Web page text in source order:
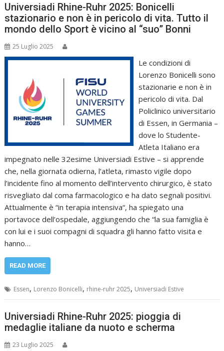
Universiadi Rhine-Ruhr 2025: Bonicelli
stazionario e non è in pericolo di vita. Tutto il
mondo dello Sport è vicino al “suo” Bonni
25 Luglio 2025
Le condizioni di
Lorenzo Bonicelli sono
stazionarie e non è in
pericolo di vita. Dal
Policlinico universitario
di Essen, in Germania –
dove lo Studente-
Atleta Italiano era
impegnato nelle 32esime Universiadi Estive – si apprende
che, nella giornata odierna, l’atleta, rimasto vigile dopo
l’incidente fino al momento dell’intervento chirurgico, è stato
risvegliato dal coma farmacologico e ha dato segnali positivi.
Attualmente è “in terapia intensiva“, ha spiegato una
portavoce dell’ospedale, aggiungendo che “la sua famiglia è
con lui e i suoi compagni di squadra gli hanno fatto visita e
hanno…
READ MORE
Essen, Lorenzo Bonicelli, rhine-ruhr 2025, Universiadi Estive
Universiadi Rhine-Ruhr 2025: pioggia di
medaglie italiane da nuoto e scherma
23 Luglio 2025